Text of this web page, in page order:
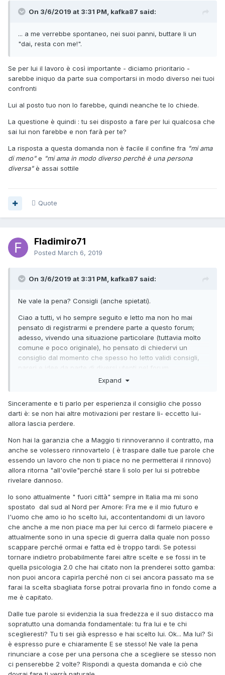
On 3/6/2019 at 3:31 PM, kafka87 said:
... a me verrebbe spontaneo, nei suoi panni, buttare li un
"dai, resta con me!".
Se per lui il lavoro è così importante - diciamo prioritario -
sarebbe iniquo da parte sua comportarsi in modo diverso nei tuoi
confronti
Lui al posto tuo non lo farebbe, quindi neanche te lo chiede.
La questione è quindi : tu sei disposto a fare per lui qualcosa che
sai lui non farebbe e non farà per te?
La risposta a questa domanda non è facile il confine fra "mi ama
di meno"e "mi ama in modo diverso perchè è una persona
diversa"è assai sottile
Quote
Fladimiro71
Posted March 6, 2019
On 3/6/2019 at 3:31 PM, kafka87 said:
Ne vale la pena? Consigli (anche spietati).
Ciao a tutti, vi ho sempre seguito e letto ma non ho mai
pensato di registrarmi e prendere parte a questo forum;
adesso, vivendo una situazione particolare (tuttavia molto
comune e poco originale), ho pensato di chiedervi un
consiglio dal momento che spesso ho letto validi consigli,
pareri e idee da parte di diversi utenti nel forum.
Velocemente dico che ho 31 anni e vivo in Belgio per lavoro
sentire per nulla "mio". Il mio contratto di lavoro avrà la sua
scadenza a Maggio, mese in cui potrei tornare a vivere
dove ho sempre vissuto, ossia in Spagna.
Peccato che il tutto non sia così semplice come potrebbe
apparire. Infatti qui in Belgio vivo attualmente una bella
relazione con il mio compagno, belga, nato 36 anni fa e
vissuto sempre qui. La relazione ha appena compiuto
6 mesi (conobbi questo ragazzo appena due settimane
fresca (rispetto alla mia precedente relazione durata 7
anni), ma per quello che i miei occhi vedono e il mio cuore
sente è decisamente una relazione importante che prende
sempre più connotati seri e sulla quale sento che potrei
investire.
Con questo ragazzo, S, sto molto bene, condividiamo molte
idee e princìpi, passiamo bei momenti e ogni giorno ci
smussiamo gli angoli delle passate sofferenze riscoprendo il
bello del vivere un amore in coppia. Ancora abbiamo
problemi di comunicazione dovuti alla lingua, lui parla
mezzo principale, per quanto il suo livello sia abbastanza
basso.. ma da parte sua lui prova a imparare lo spagnolo e
io dalla mia il francese, aspetto che mi sarebbe utile anche
a livello generale se non mi ostinassi sempre ad andare per
il facile con l'inglese nella vita di ogni giorno.
Expand
Sinceramente e ti parlo per esperienza il consiglio che posso
darti è: se non hai altre motivazioni per restare li- eccetto lui-
allora lascia perdere.
Non hai la garanzia che a Maggio ti rinnoveranno il contratto, ma
anche se volessero rinnovartelo ( è traspare dalle tue parole che
essendo un lavoro che non ti piace no ne permetterai il rinnovo)
allora ritorna "all'ovile"perché stare lì solo per lui si potrebbe
rivelare dannoso.
Io sono attualmente " fuori città" sempre in Italia ma mi sono
spostato dal sud al Nord per Amore: Fra me e il mio futuro e
l'uomo che amo io ho scelto lui, accontentandomi di un lavoro
che anche a me non piace ma per lui cerco di farmelo piacere e
attualmente sono in una specie di guerra dalla quale non posso
scappare perché ormai e fatta ed è troppo tardi. Se potessi
tornare indietro probabilmente farei altre scelte e se fossi in te
quella psicologia 2.0 che hai citato non la prenderei sotto gamba:
non puoi ancora capirla perché non ci sei ancora passato ma se
farai la scelta sbagliata forse potrai provarla fino in fondo come a
me è capitato.
Dalle tue parole si evidenzia la sua fredezza e il suo distacco ma
sopratutto una domanda fondamentale: tu fra lui e te chi
sceglieresti? Tu ti sei già espresso e hai scelto lui. Ok... Ma lui? Si
è espresso pure e chiaramente E se stesso! Ne vale la pena
rinunciare a cose per una persona che a scegliere se stesso non
ci penserebbe 2 volte? Rispondi a questa domanda e ciò che